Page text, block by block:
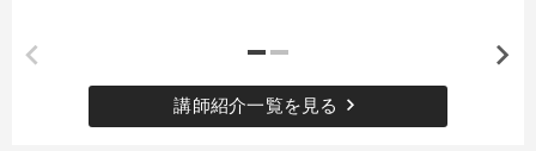
講師紹介一覧を見る keyboard_arrow_right